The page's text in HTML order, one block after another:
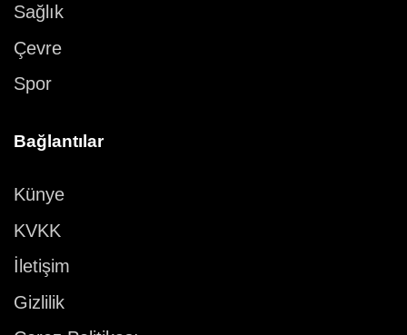
Sağlık
Çevre
Spor
Bağlantılar
Künye
KVKK
İletişim
Gizlilik